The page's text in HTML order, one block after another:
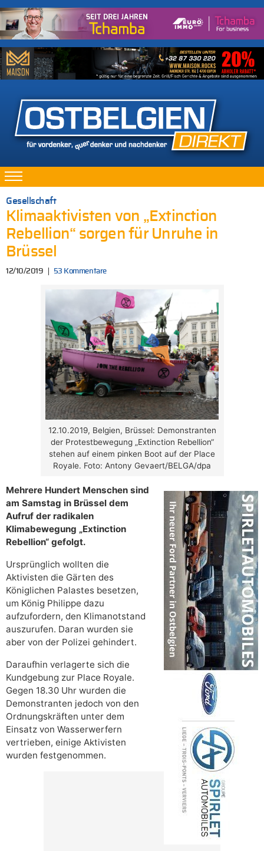
Gesellschaft
Klimaaktivisten von „Extinction
Rebellion“ sorgen für Unruhe in
Brüssel
12/10/2019 53 Kommentare
12.10.2019, Belgien, Brüssel: Demonstranten
der Protestbewegung „Extinction Rebellion“
stehen auf einem pinken Boot auf der Place
Royale. Foto: Antony Gevaert/BELGA/dpa
Mehrere Hundert Menschen sind
am Samstag in Brüssel dem
Aufruf der radikalen
Klimabewegung „Extinction
Rebellion“ gefolgt.
Ursprünglich wollten die
Aktivisten die Gärten des
Königlichen Palastes besetzen,
um König Philippe dazu
aufzufordern, den Klimanotstand
auszurufen. Daran wurden sie
aber von der Polizei gehindert.
Daraufhin verlagerte sich die
Kundgebung zur Place Royale.
Gegen 18.30 Uhr wurden die
Demonstranten jedoch von den
Ordnungskräften unter dem
Einsatz von Wasserwerfern
vertrieben, einige Aktivisten
wurden festgenommen.